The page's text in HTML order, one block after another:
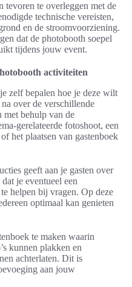
tevoren te overleggen met de
technische vereisten,
en de stroomvoorziening.
dat de photobooth soepel
tijdens jouw event.
activiteiten
zelf bepalen hoe je deze wilt
over de verschillende
met behulp van de
gerelateerde fotoshoot, een
het plaatsen van gastenboek
geeft aan je gasten over
je eventueel een
helpen bij vragen. Op deze
optimaal kan genieten
te maken waarin
kunnen plakken en
achterlaten. Dit is
aan jouw